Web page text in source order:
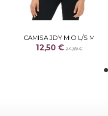
CAMISA JDY MIO L/S M
12,50 €24,99 €